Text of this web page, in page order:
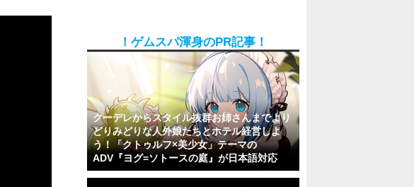
！ゲムスパ渾身のPR記事！
クーデレからスタイル抜群お姉さんまでより
どりみどりな人外娘たちとホテル経営しよ
う！「クトゥルフ×美少女」テーマの
ADV『ヨグ=ソトースの庭』が日本語対応